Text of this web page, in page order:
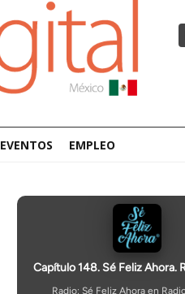
EVENTOS EMPLEO